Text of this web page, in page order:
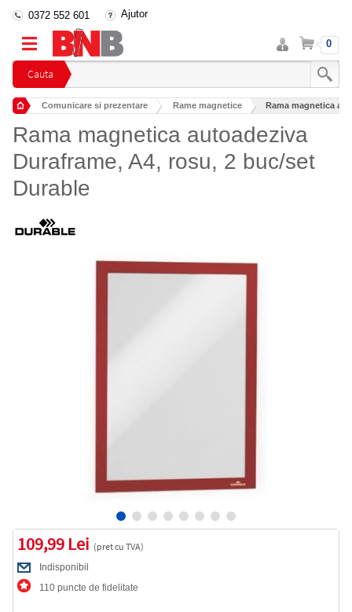
Cauta
0372 552 601 Ajutor
Intra
in
cont
Cos 0
Comunicare si prezentare Rame magnetice Rama magnetica
Rama magnetica autoadeziva
Duraframe, A4, rosu, 2 buc/set
Durable
109,99 Lei (pret cu TVA)
Indisponibil
110 puncte de fidelitate